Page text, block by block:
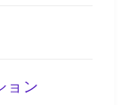
ョン